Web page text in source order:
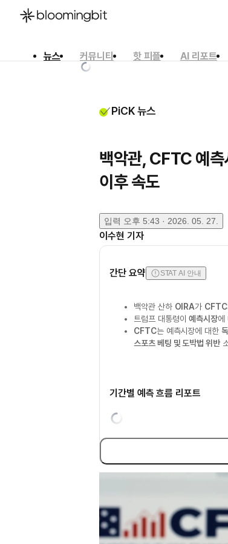
뉴스 커뮤니티 핫 피플 AI 리포트
PiCK 뉴스
백악관, CFTC 예
이후 속도
입력 오후 5:43 · 2026. 05. 27.
이수현 기자
간단 요약 STAT AI 안내
백악관 산하 OIRA가 CFTC
트럼프 대통령이예측시장에
CFTC는 예측시장에 대한
스포츠 베팅 및 도박법 위반
기간별 예측 흐름 리포트